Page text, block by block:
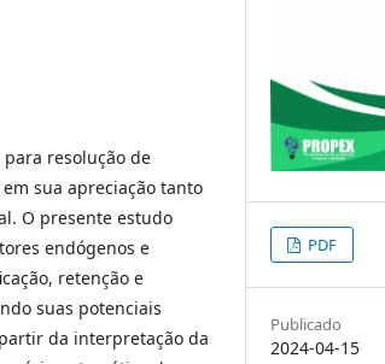
resolução de
sua apreciação tanto
O presente estudo
endógenos e
retenção e
suas potenciais
da interpretação da
PDF
Publicado
2024-04-15